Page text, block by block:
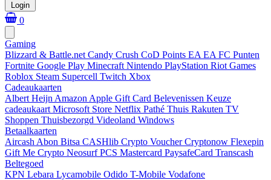
Login
0
Gaming
Blizzard & Battle.net Candy Crush CoD Points EA EA FC Punten
Fortnite Google Play Minecraft Nintendo PlayStation Riot Games
Roblox Steam Supercell Twitch Xbox
Cadeaukaarten
Albert Heijn Amazon Apple Gift Card Belevenissen Keuze
cadeaukaart Microsoft Store Netflix Pathé Thuis Rakuten TV
Shoppen Thuisbezorgd Videoland Windows
Betaalkaarten
Aircash Abon Bitsa CASHlib Crypto VoucherCryptonow Flexepin
Gift Me Crypto NeosurfPCS Mastercard PaysafeCard Transcash
Beltegoed
KPN Lebara Lycamobile Odido T-Mobile Vodafone